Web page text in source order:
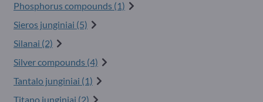
Phosphorus compounds (1)
Sieros junginiai (5)
Silanai (2)
Silver compounds (4)
Tantalo junginiai (1)
Titano junginiai (2)